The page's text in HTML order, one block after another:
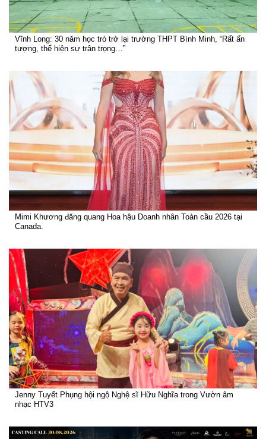
Vĩnh Long: 30 năm học trò trở lại trường THPT Bình Minh, “Rất ấn
tượng, thể hiện sự trân trọng…”
Mimi Khương đăng quang Hoa hậu Doanh nhân Toàn cầu 2026 tại
Canada.
Jenny Tuyết Phụng hội ngộ Nghệ sĩ Hữu Nghĩa trong Vườn âm
nhạc HTV3